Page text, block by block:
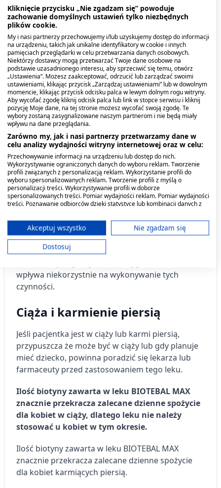
Bardzo rzadko (rzadziej niż u 1 na 10 000 osób):
Reakcje alergiczne (pokrzywka).
Stosowanie leku BIOTEBAL MAX
z jedzeniem i piciem
Podczas przyjmowania leku nie należy
jednocześnie spożywać surowego białka jaja
kurzego, ponieważ może to spowodować
zahamowanie wchłaniania biotyny.
Lek BIOTEBAL MAX a alkohol
Alkohol powoduje zmniejszenie stężenia biotyny
we krwi.
prowadzenie pojazdów
Właściwości biotyny oraz rodzaj stwierdzanych
wpływa niekorzystnie na wykonywanie tych
czynności.
Ciąża i karmienie piersią
Jeśli pacjentka jest w ciąży lub karmi piersią,
przypuszcza że może być w ciąży lub gdy planuje
mieć dziecko, powinna poradzić się lekarza lub
farmaceuty przed zastosowaniem tego leku.
Ilość biotyny zawarta w leku BIOTEBAL MAX
znacznie przekracza zalecane dzienne spożycie
dla kobiet w ciąży, dlatego leku nie należy
stosować u kobiet w tym okresie.
Ilość biotyny zawarta w leku BIOTEBAL MAX
znacznie przekracza zalecane dzienne spożycie
dla kobiet karmiących piersią.
Kliknięcie przycisku „Nie zgadzam się” powoduje
zachowanie domyślnych ustawień tylko niezbędnych
plików cookie.
My i nasi partnerzy przechowujemy i/lub uzyskujemy dostęp do informacji
na urządzeniu, takich jak unikalne identyfikatory w cookie i innych
pamięciach przeglądarki w celu przetwarzania danych osobowych.
Niektórzy dostawcy mogą przetwarzać Twoje dane osobowe na
podstawie uzasadnionego interesu, aby sprzeciwić się temu, otwórz
„Ustawienia”. Możesz zaakceptować, odrzucić lub zarządzać swoimi
ustawieniami, klikając przycisk „Zarządzaj ustawieniami” lub w dowolnym
momencie, klikając przycisk odcisku palca w lewym dolnym rogu witryny.
Aby wycofać zgodę kliknij odcisk palca lub link w stopce serwisu i kliknij
pozycję Moje dane, na tej stronie możesz wycofać swoją zgodę. Te
wybory zostaną zasygnalizowane naszym partnerom i nie będą miały
wpływu na dane przeglądania.
Zarówno my, jak i nasi partnerzy przetwarzamy dane w
celu analizy wydajności witryny internetowej oraz w celu:
Przechowywanie informacji na urządzeniu lub dostęp do nich.
Wykorzystywanie ograniczonych danych do wyboru reklam. Tworzenie
profili związanych z personalizacją reklam. Wykorzystanie profili do
wyboru spersonalizowanych reklam. Tworzenie profili z myślą o
personalizacji treści. Wykorzystywanie profili w doborze
spersonalizowanych treści. Pomiar wydajności reklam. Pomiar wydajności
treści. Poznawanie odbiorców dzięki statystyce lub kombinacji danych z
ograniczonych danych do wyboru treści.
Dane mogą być udostępniane poza Unię Europejską i wysyłane do USA.
Twoja zgoda i polityka cookie dotyczą wyłącznie tej witryny/aplikacji.
Wyświetl listę partnerów (11 dostawców IAB)
Cele przetwarzania IAB:
Przechowywanie informacji na urządzeniu
Wykorzystywanie ograniczonych danych do
wyboru reklam
Tworzenie profili w celu
spersonalizowanych reklam
Wykorzystanie profili do wyboru
spersonalizowanych reklam
Tworzenie profili w celu personalizacji treści
Wykorzystywanie profili w celu doboru
spersonalizowanych treści
Pomiar efektywności reklam
Pomiar efektywności treści
Akceptuj wszystko
Nie zgadzam się
Dostosuj